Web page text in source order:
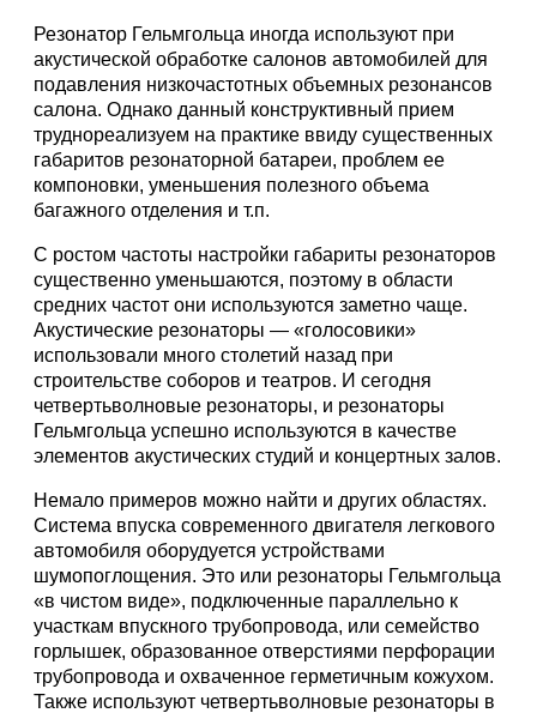
Резонатор Гельмгольца иногда используют при
акустической обработке салонов автомобилей для
подавления низкочастотных объемных резонансов
салона. Однако данный конструктивный прием
труднореализуем на практике ввиду существенных
габаритов резонаторной батареи, проблем ее
компоновки, уменьшения полезного объема
багажного отделения и т.п.
С ростом частоты настройки габариты резонаторов
существенно уменьшаются, поэтому в области
средних частот они используются заметно чаще.
Акустические резонаторы — «голосовики»
использовали много столетий назад при
строительстве соборов и театров. И сегодня
четвертьволновые резонаторы, и резонаторы
Гельмгольца успешно используются в качестве
элементов акустических студий и концертных залов.
Немало примеров можно найти и других областях.
Система впуска современного двигателя легкового
автомобиля оборудуется устройствами
шумопоглощения. Это или резонаторы Гельмгольца
«в чистом виде», подключенные параллельно к
участкам впускного трубопровода, или семейство
горлышек, образованное отверстиями перфорации
трубопровода и охваченное герметичным кожухом.
Также используют четвертьволновые резонаторы в